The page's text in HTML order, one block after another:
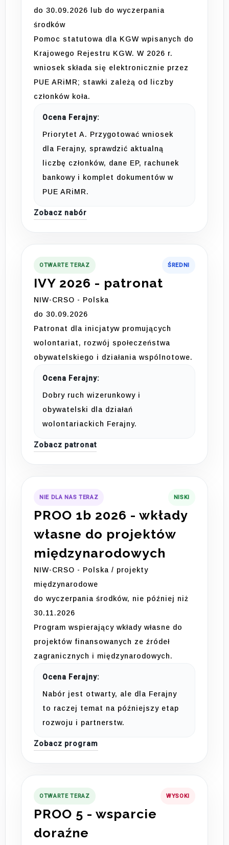
do 30.09.2026 lub do wyczerpania
środków
Pomoc statutowa dla KGW wpisanych do
Krajowego Rejestru KGW. W 2026 r.
wniosek składa się elektronicznie przez
PUE ARiMR; stawki zależą od liczby
członków koła.
Ocena Ferajny:
Priorytet A. Przygotować wniosek
dla Ferajny, sprawdzić aktualną
liczbę członków, dane EP, rachunek
bankowy i komplet dokumentów w
PUE ARiMR.
Zobacz nabór
OTWARTE TERAZ ŚREDNI
IVY 2026 - patronat
NIW-CRSO - Polska
do 30.09.2026
Patronat dla inicjatyw promujących
wolontariat, rozwój społeczeństwa
obywatelskiego i działania wspólnotowe.
Ocena Ferajny:
Dobry ruch wizerunkowy i
obywatelski dla działań
wolontariackich Ferajny.
Zobacz patronat
NIE DLA NAS TERAZ NISKI
PROO 1b 2026 - wkłady
własne do projektów
międzynarodowych
NIW-CRSO - Polska / projekty
międzynarodowe
do wyczerpania środków, nie później niż
30.11.2026
Program wspierający wkłady własne do
projektów finansowanych ze źródeł
zagranicznych i międzynarodowych.
Ocena Ferajny:
Nabór jest otwarty, ale dla Ferajny
to raczej temat na późniejszy etap
rozwoju i partnerstw.
Zobacz program
OTWARTE TERAZ WYSOKI
PROO 5 - wsparcie
doraźne